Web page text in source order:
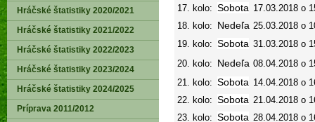
17. kolo: Sobota 17.03.2018 o
18. kolo: Nedeľa 25.03.2018 o
19. kolo: Sobota 31.03.2018 o
20. kolo: Nedeľa 08.04.2018 o
21. kolo: Sobota 14.04.2018 o
22. kolo: Sobota 21.04.2018 o
23. kolo: Sobota 28.04.2018 o
Hráčské štatistiky 2020/2021
Hráčské štatistiky 2021/2022
Hráčské štatistiky 2022/2023
Hráčské štatistiky 2023/2024
Hráčské štatistiky 2024/2025
Príprava 2011/2012